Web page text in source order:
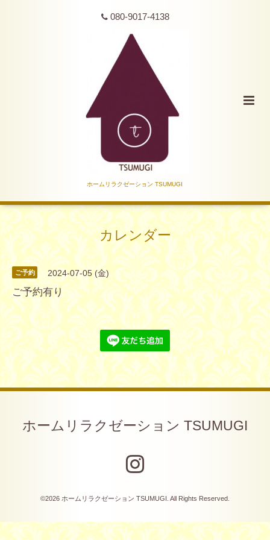
080-9017-4138
ホームリラクゼーション TSUMUGI
カレンダー
ご予約 2024-07-05 (金)
ご予約有り
ホームリラクゼーション TSUMUGI
©2026 ホームリラクゼーション TSUMUGI . All Rights Reserved.